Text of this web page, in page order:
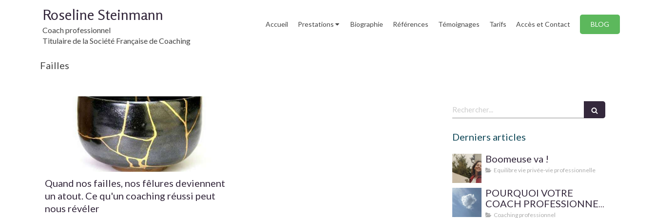
Accueil Prestations Biographie Références Témoignages Tarifs Accès et Contact BLOG
Roseline Steinmann
Coach professionnel
Titulaire de la Société Française de Coaching
Failles
Quand nos failles, nos fêlures deviennent
un atout. Ce qu'un coaching réussi peut
nous révéler
Rechercher
Derniers articles
Boomeuse va !
Equilibre vie privée-vie professionnelle
POURQUOI VOTRE
COACH PROFESSIONNEL
FAIT-IL SUPERVISER SA
Coaching professionnel